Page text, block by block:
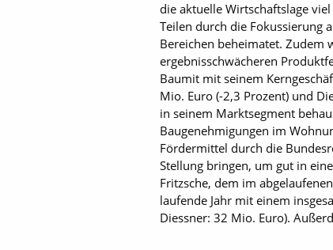
die aktuelle Wirtschaftslage
Teilen durch die Fokussierung
Bereichen beheimatet. Zudem
ergebnisschwächeren
Baumit mit seinem
Mio. Euro (-2,3 Prozent) und
in seinem Marktsegment
Baugenehmigungen im
Fördermittel durch die
Stellung bringen, um gut in
Fritzsche, dem im
laufende Jahr mit einem
Diessner: 32 Mio. Euro).